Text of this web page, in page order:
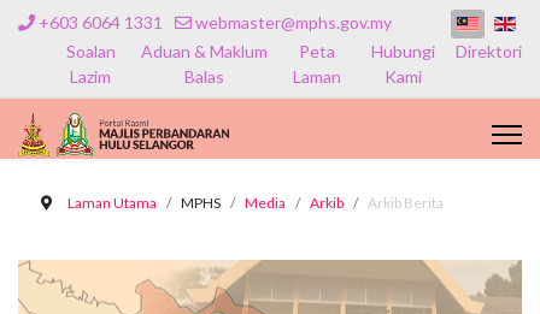
+603 6064 1331
webmaster@mphs.gov.my
Soalan
Lazim
Aduan & Maklum
Balas
Peta
Laman
Hubungi
Kami
Direktori
Laman Utama MPHS Media Arkib Arkib Berita